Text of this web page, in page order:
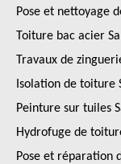
Pose et nettoyage
Toiture bac acier
Travaux de
Isolation de toiture
Peinture sur tuiles
Hydrofuge de
Pose et réparation